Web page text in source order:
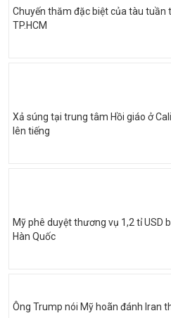
Chuyến thăm đặc biệt của tàu tuần
TP.HCM
Xả súng tại trung tâm Hồi giáo ở
lên tiếng
Mỹ phê duyệt thương vụ 1,2 tỉ USD
Hàn Quốc
Ông Trump nói Mỹ hoãn đánh Iran